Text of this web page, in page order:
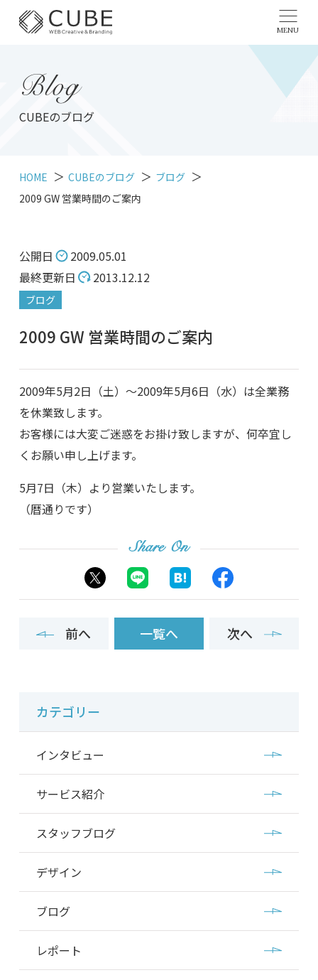
MENU
Blog
CUBEのブログ
HOME CUBEのブログ
ブログ
2009 GW 営業時間のご案内
公開日
2009.05.01
最終更新日
2013.12.12
ブログ
2009 GW 営業時間のご案内
2009年5月2日（土）～2009年5月6日（水）は全業務
を休業致します。
お客様には大変ご迷惑をお掛け致しますが、何卒宜し
くお願い申し上げます。
5月7日（木）より営業いたします。
（暦通りです）
Share On
前へ 一覧へ 次へ
カテゴリー
インタビュー
サービス紹介
スタッフブログ
デザイン
ブログ
レポート